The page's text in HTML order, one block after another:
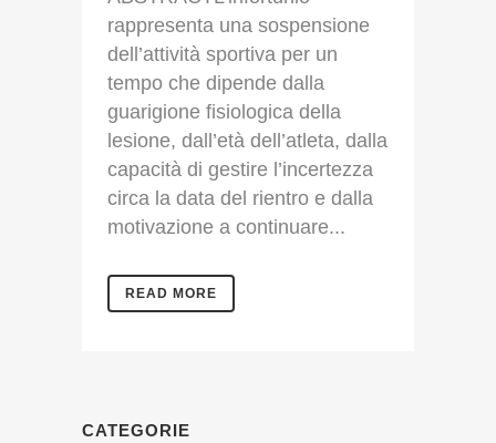
rappresenta una sospensione
dell’attività sportiva per un
tempo che dipende dalla
guarigione fisiologica della
lesione, dall’età dell’atleta, dalla
capacità di gestire l’incertezza
circa la data del rientro e dalla
motivazione a continuare...
READ MORE
CATEGORIE